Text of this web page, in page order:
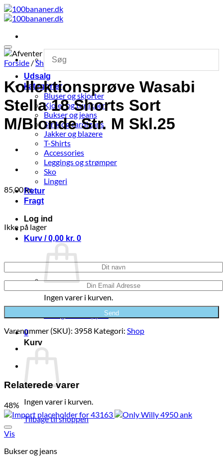
Fortsæt
til
Udsalg
kategorier
Bluser og skjorter
Kjoler og tunikaer
Bukser og jeans
Strik og cardigans
Jakker og blazere
T-Shirts
Accessories
Leggings og strømper
Sko
Lingeri
Retur
Fragt
Log ind
Kurv /0,00 kr. 0
Ingen varer i kurven.
Tilbage til shoppen
0
Kurv
Ingen varer i kurven.
Tilbage til shoppen
Forside /Shop
Kollektionsprøve Wasabi
Stella 18 Shorts Sort
M/Blonde Str. M Skl.25
85,00kr.
Ikke på lager
Modtag en e-mail hvis størrelsen kommer på lager igen
Varenummer (SKU): 3958 Kategori: Shop
Relaterede varer
48%
Vis
Bukser og jeans